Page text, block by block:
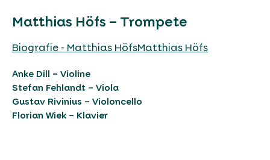
Matthias Höfs – Trompete
Biografie - Matthias HöfsMatthias Höfs
Anke Dill – Violine
Stefan Fehlandt – Viola
Gustav Rivinius – Violoncello
Florian Wiek – Klavier